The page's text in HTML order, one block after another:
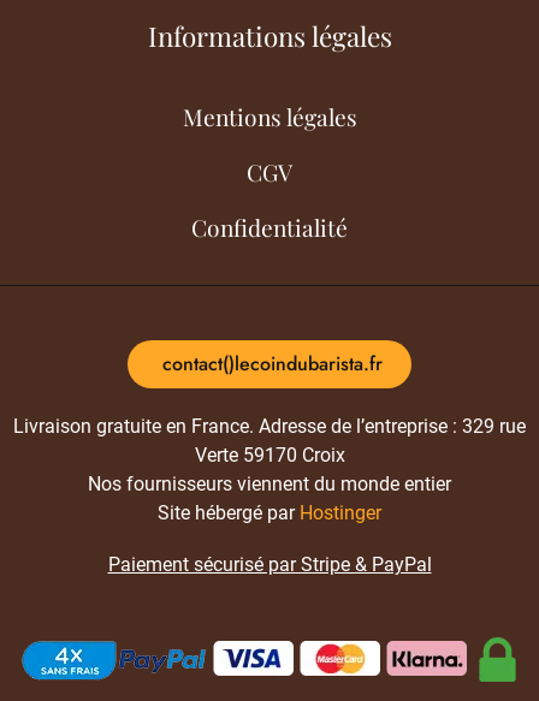
Informations légales
Mentions légales
CGV
Confidentialité
contact()lecoindubarista.fr
Livraison gratuite en France. Adresse de l’entreprise : 329 rue
Verte 59170 Croix
Nos fournisseurs viennent du monde entier
Site hébergé par Hostinger
Paiement sécurisé par Stripe & PayPal